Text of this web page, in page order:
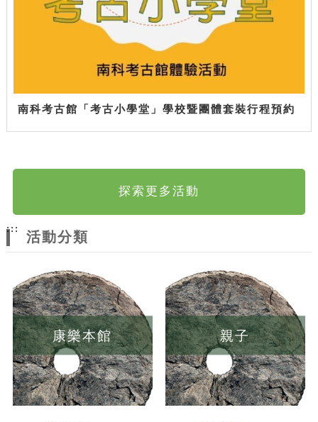
南科考古館「考古小學堂」學校暨團體套裝行程預約
探索更多活動
:::
活動分類
康樂本館 親子